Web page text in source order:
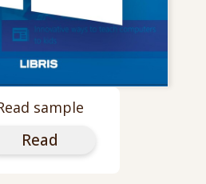
sample
Read